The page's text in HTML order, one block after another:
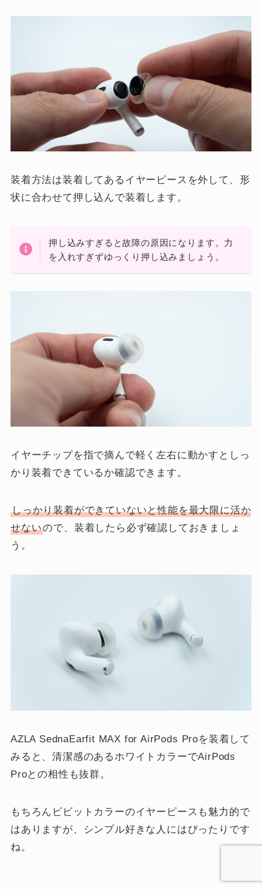
装着方法は装着してあるイヤーピースを外して、形
状に合わせて押し込んで装着します。
押し込みすぎると故障の原因になります。力
を入れすぎずゆっくり押し込みましょう。
イヤーチップを指で摘んで軽く左右に動かすとしっ
かり装着できているか確認できます。
しっかり装着ができていないと性能を最大限に活か
せないので、装着したら必ず確認しておきましょ
う。
AZLA SednaEarfit MAX for AirPods Proを装着して
みると、清潔感のあるホワイトカラーでAirPods
Proとの相性も抜群。
もちろんビビットカラーのイヤーピースも魅力的で
はありますが、シンプル好きな人にはぴったりです
ね。